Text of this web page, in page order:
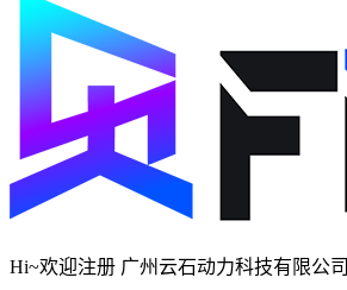
Hi~欢迎注册 广州云石动力科技有限公司